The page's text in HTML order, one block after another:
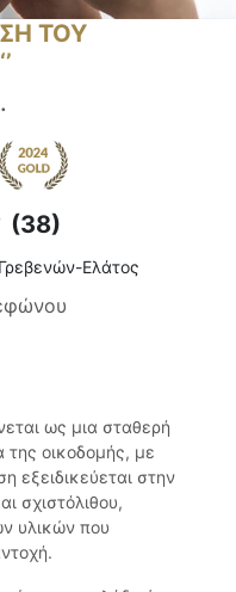
ΤΟΥ
(38)
Ελάτος
ως μια σταθερή
της οικοδομής, με
εξειδικεύεται στην
σχιστόλιθου,
υλικών που